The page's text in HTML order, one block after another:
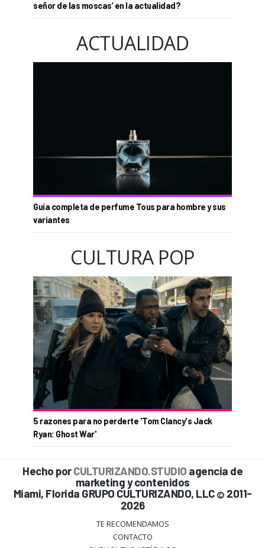
señor de las moscas’ en la actualidad?
ACTUALIDAD
Guía completa de perfume Tous para hombre y sus
variantes
CULTURA POP
5 razones para no perderte 'Tom Clancy's Jack
Ryan: Ghost War'
Hecho porCULTURIZANDO.STUDIO agencia de
marketing y contenidos
Miami, Florida GRUPO CULTURIZANDO, LLC © 2011-
2026
TE RECOMENDAMOS
CONTACTO